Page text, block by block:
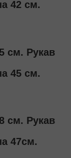
42 см.
см. Рукав
45 см.
см. Рукав
47см.